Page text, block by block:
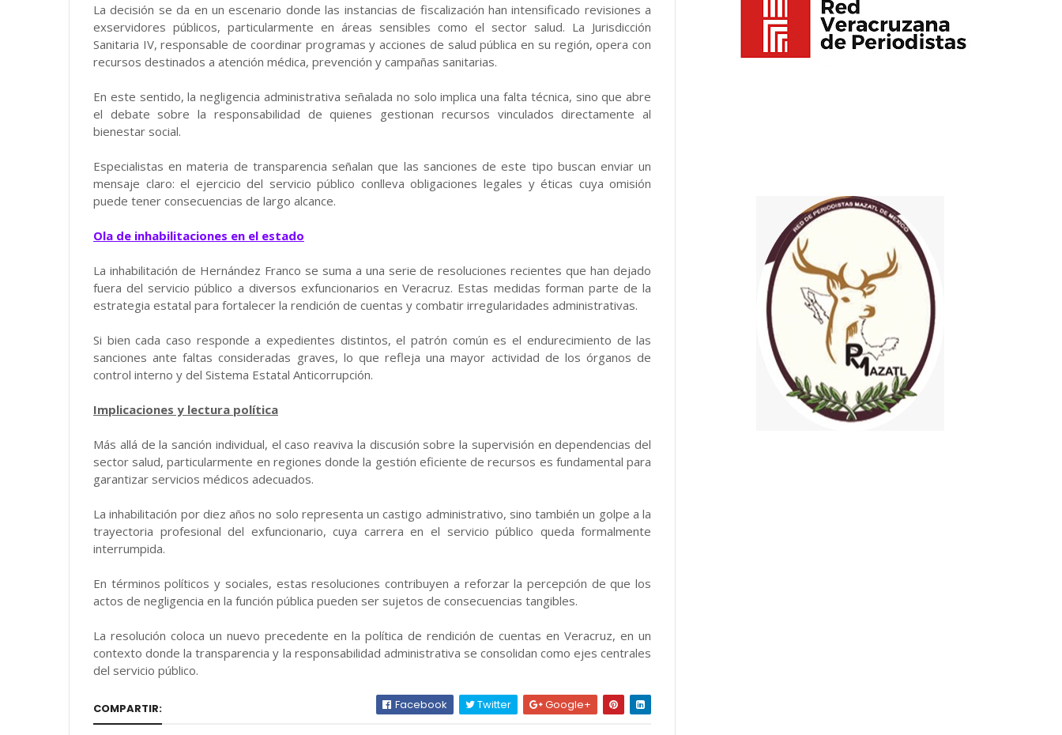
La decisión se da en un escenario donde las instancias de fiscalización han intensificado revisiones a
exservidores públicos, particularmente en áreas sensibles como el sector salud. La Jurisdicción
Sanitaria IV, responsable de coordinar programas y acciones de salud pública en su región, opera con
recursos destinados a atención médica, prevención y campañas sanitarias.
En este sentido, la negligencia administrativa señalada no solo implica una falta técnica, sino que abre
el debate sobre la responsabilidad de quienes gestionan recursos vinculados directamente al
bienestar social.
Especialistas en materia de transparencia señalan que las sanciones de este tipo buscan enviar un
mensaje claro: el ejercicio del servicio público conlleva obligaciones legales y éticas cuya omisión
puede tener consecuencias de largo alcance.
Ola de inhabilitaciones en el estado
La inhabilitación de Hernández Franco se suma a una serie de resoluciones recientes que han dejado
fuera del servicio público a diversos exfuncionarios en Veracruz. Estas medidas forman parte de la
estrategia estatal para fortalecer la rendición de cuentas y combatir irregularidades administrativas.
Si bien cada caso responde a expedientes distintos, el patrón común es el endurecimiento de las
sanciones ante faltas consideradas graves, lo que refleja una mayor actividad de los órganos de
control interno y del Sistema Estatal Anticorrupción.
Implicaciones y lectura política
Más allá de la sanción individual, el caso reaviva la discusión sobre la supervisión en dependencias del
sector salud, particularmente en regiones donde la gestión eficiente de recursos es fundamental para
garantizar servicios médicos adecuados.
La inhabilitación por diez años no solo representa un castigo administrativo, sino también un golpe a la
trayectoria profesional del exfuncionario, cuya carrera en el servicio público queda formalmente
interrumpida.
En términos políticos y sociales, estas resoluciones contribuyen a reforzar la percepción de que los
actos de negligencia en la función pública pueden ser sujetos de consecuencias tangibles.
La resolución coloca un nuevo precedente en la política de rendición de cuentas en Veracruz, en un
contexto donde la transparencia y la responsabilidad administrativa se consolidan como ejes centrales
del servicio público.
COMPARTIR: Facebook Twitter Google+